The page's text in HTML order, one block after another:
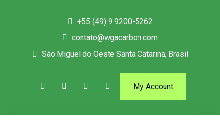
+55 (49) 9 9200-5262
contato@wgacarbon.com
São Miguel do Oeste Santa Catarina, Brasil
My Account